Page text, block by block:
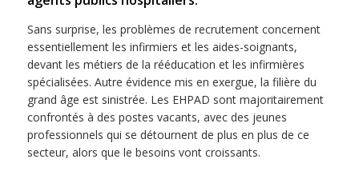
Sans surprise, les problèmes de recrutement concernent
essentiellement les infirmiers et les aides-soignants,
devant les métiers de la rééducation et les infirmières
spécialisées. Autre évidence mis en exergue, la filière du
grand âge est sinistrée. Les EHPAD sont majoritairement
confrontés à des postes vacants, avec des jeunes
professionnels qui se détournent de plus en plus de ce
secteur, alors que le besoins vont croissants.